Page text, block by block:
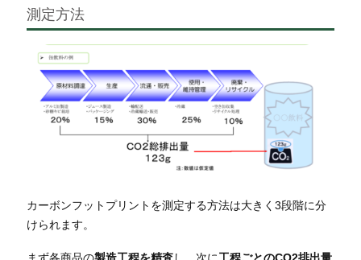
測定方法
カーボンフットプリントを測定する方法は大きく3段階に分
けられます。